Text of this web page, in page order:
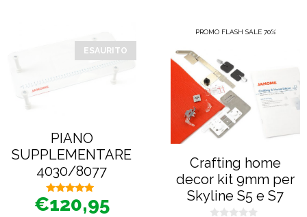
ESAURITO
PIANO
SUPPLEMENTARE
4030/8077
5.00
su 5
€120,95
PROMO FLASH SALE 70%
Crafting home
decor kit 9mm per
Skyline S5 e S7